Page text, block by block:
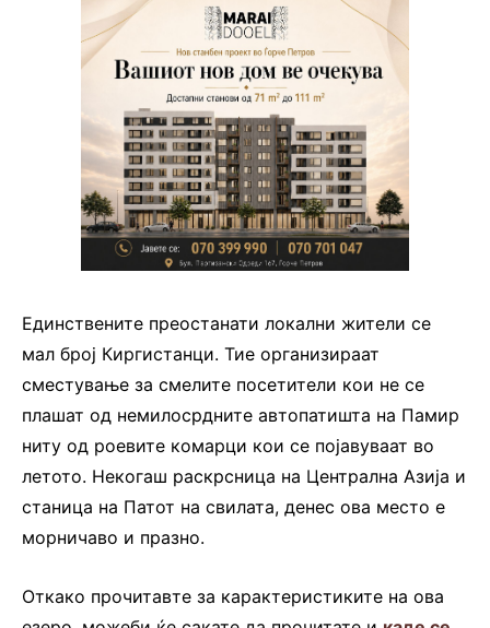
Единствените преостанати локални жители се
мал број Киргистанци. Тие организираат
сместување за смелите посетители кои не се
плашат од немилосрдните автопатишта на Памир
ниту од роевите комарци кои се појавуваат во
летото. Некогаш раскрсница на Централна Азија и
станица на Патот на свилата, денес ова место е
морничаво и празно.
Откако прочитавте за карактеристиките на ова